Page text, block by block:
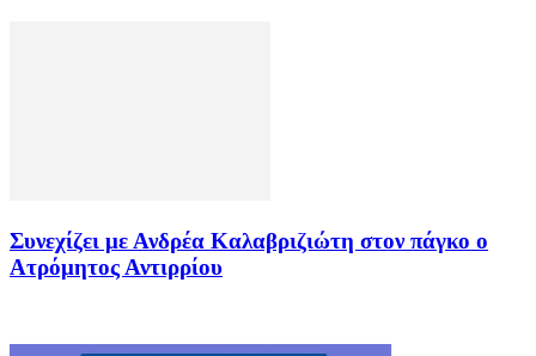
Συνεχίζει με Ανδρέα Καλαβριζιώτη στον πάγκο ο
Ατρόμητος Αντιρρίου